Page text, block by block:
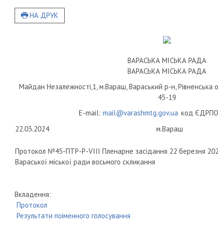
НА ДРУК
ВАРАСЬКА МІСЬКА РАДА
ВАРАСЬКА МІСЬКА РАДА
Майдан Незалежності,1, м.Вараш, Вараський р-н, Рівненська
45-19
E-mail: mail@varashmtg.gov.ua код
22.03.2024
м.Вараш
Протокол №45-ПТР-Р-VIII Пленарне засідання 22 березня
Вараської міської ради восьмого скликання
Вкладення:
Протокол
Результати поіменного голосування